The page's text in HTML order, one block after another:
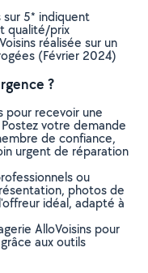
sur 5* indiquent
qualité/prix
réalisée sur un
(Février 2024)
?
pour recevoir une
votre demande
de confiance,
urgent de réparation
ou
photos de
idéal, adapté à
AlloVoisins pour
aux outils